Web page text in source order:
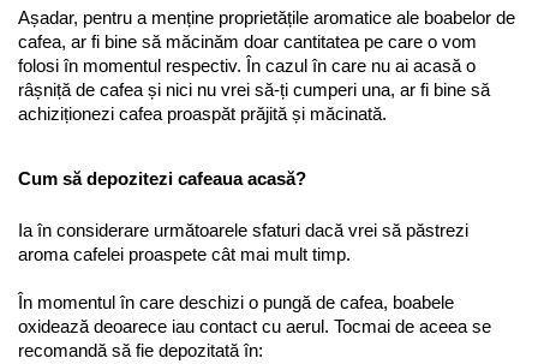
Așadar, pentru a menține proprietățile aromatice ale boabelor de
cafea, ar fi bine să măcinăm doar cantitatea pe care o vom
folosi în momentul respectiv. În cazul în care nu ai acasă o
râșniță de cafea și nici nu vrei să-ți cumperi una, ar fi bine să
achiziționezi cafea proaspăt prăjită și măcinată.
Cum să depozitezi cafeaua acasă?
Ia în considerare următoarele sfaturi dacă vrei să păstrezi
aroma cafelei proaspete cât mai mult timp.
În momentul în care deschizi o pungă de cafea, boabele
oxidează deoarece iau contact cu aerul. Tocmai de aceea se
recomandă să fie depozitată în: